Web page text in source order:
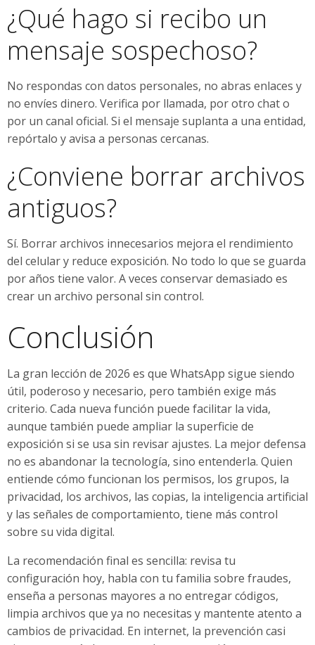
¿Qué hago si recibo un
mensaje sospechoso?
No respondas con datos personales, no abras enlaces y
no envíes dinero. Verifica por llamada, por otro chat o
por un canal oficial. Si el mensaje suplanta a una entidad,
repórtalo y avisa a personas cercanas.
¿Conviene borrar archivos
antiguos?
Sí. Borrar archivos innecesarios mejora el rendimiento
del celular y reduce exposición. No todo lo que se guarda
por años tiene valor. A veces conservar demasiado es
crear un archivo personal sin control.
Conclusión
La gran lección de 2026 es que WhatsApp sigue siendo
útil, poderoso y necesario, pero también exige más
criterio. Cada nueva función puede facilitar la vida,
aunque también puede ampliar la superficie de
exposición si se usa sin revisar ajustes. La mejor defensa
no es abandonar la tecnología, sino entenderla. Quien
entiende cómo funcionan los permisos, los grupos, la
privacidad, los archivos, las copias, la inteligencia artificial
y las señales de comportamiento, tiene más control
sobre su vida digital.
La recomendación final es sencilla: revisa tu
configuración hoy, habla con tu familia sobre fraudes,
enseña a personas mayores a no entregar códigos,
limpia archivos que ya no necesitas y mantente atento a
cambios de privacidad. En internet, la prevención casi